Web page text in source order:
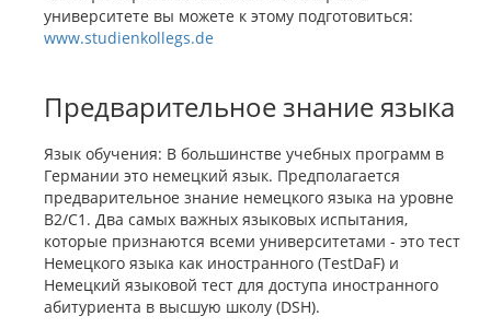
университете вы можете к этому подготовиться:
www.studienkollegs.de
Предварительное знание языка
Язык обучения: В большинстве учебных программ в
Германии это немецкий язык. Предполагается
предварительное знание немецкого языка на уровне
B2/C1. Два самых важных языковых испытания,
которые признаются всеми университетами - это тест
Немецкого языка как иностранного (TestDaF) и
Немецкий языковой тест для доступа иностранного
абитуриента в высшую школу (DSH).